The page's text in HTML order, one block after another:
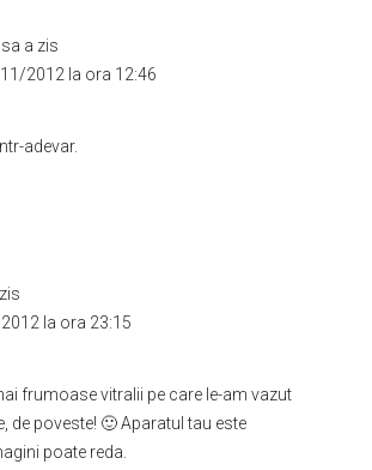
a zis
2012 la ora 12:46
adevar.
la ora 23:15
frumoase vitralii pe care le-am vazut
de poveste! 🙂 Aparatul tau este
poate reda.